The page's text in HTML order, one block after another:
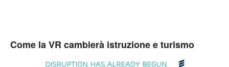
Come la VR cambierà istruzione e turismo